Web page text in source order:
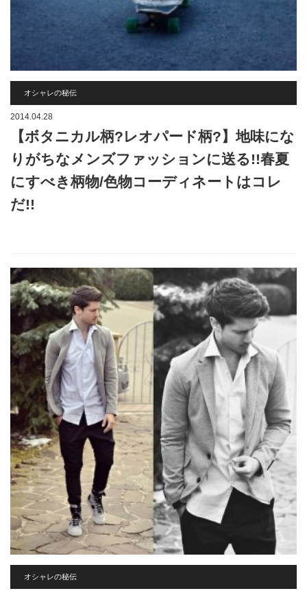
オシャレの秘伝
2014.04.28
【ボタニカル柄?レオパード柄?】地味にな
りがちなメンズファッションに送る!!春夏
にすべき柄物/色物コーディネートはコレ
だ!!
オシャレの秘伝